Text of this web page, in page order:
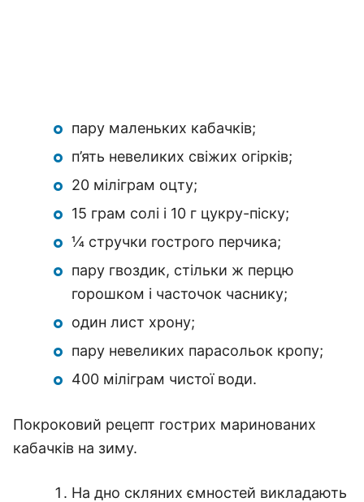
пару маленьких кабачків;
п’ять невеликих свіжих огірків;
20 міліграм оцту;
15 грам солі і 10 г цукру-піску;
¼ стручки гострого перчика;
пару гвоздик, стільки ж перцю
горошком і часточок часнику;
один лист хрону;
пару невеликих парасольок кропу;
400 міліграм чистої води.
Покроковий рецепт гострих маринованих
кабачків на зиму.
На дно скляних ємностей викладають